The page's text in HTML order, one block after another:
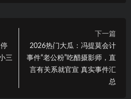
三
下一篇
2026热门大瓜：冯提莫会计
事件“老公粉”吃醋摄影师，直
言有关系就官宣 真实事件汇
总